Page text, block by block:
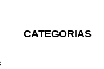
CATEGORIAS